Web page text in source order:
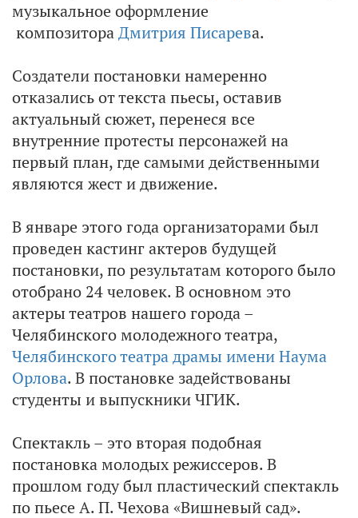
музыкальное оформление
композитора Дмитрия Писарева.
Создатели постановки намеренно
отказались от текста пьесы, оставив
актуальный сюжет, перенеся все
внутренние протесты персонажей на
первый план, где самыми действенными
являются жест и движение.
В январе этого года организаторами был
проведен кастинг актеров будущей
постановки, по результатам которого было
отобрано 24 человек. В основном это
актеры театров нашего города –
Челябинского молодежного театра,
Челябинского театра драмы имени Наума
Орлова. В постановке задействованы
студенты и выпускники ЧГИК.
Спектакль – это вторая подобная
постановка молодых режиссеров. В
прошлом году был пластический спектакль
по пьесе А. П. Чехова «Вишневый сад».